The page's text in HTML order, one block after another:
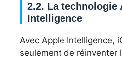
2.2. La technologie
Intelligence
Avec Apple Intelligence,
seulement de réinventer